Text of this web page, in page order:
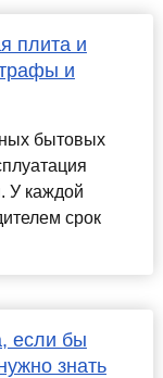
плита и
и
бытовых
У каждой
срок
если бы
знать